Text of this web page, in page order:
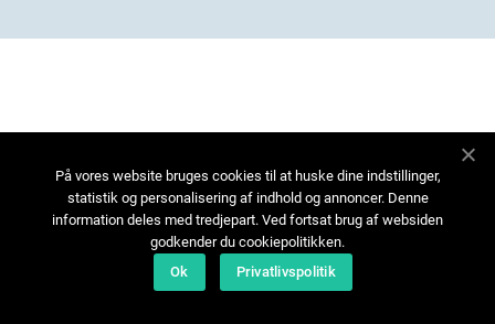
På vores website bruges cookies til at huske dine indstillinger,
statistik og personalisering af indhold og annoncer. Denne
information deles med tredjepart. Ved fortsat brug af websiden
godkender du cookiepolitikken.
Ok
Privatlivspolitik